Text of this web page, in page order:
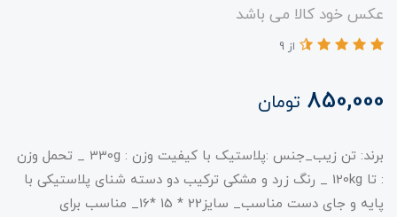
عکس خود کالا می باشد
از 9
850,000 تومان
برند: تن زیب_جنس :پلاستیک با کیفیت وزن : 330g _ تحمل وزن
: تا 120kg _ رنگ زرد و مشکی ترکیب دو دسته شنای پلاستیکی با
پایه و جای دست مناسب_ سایز22 * 15 *16_ مناسب برای